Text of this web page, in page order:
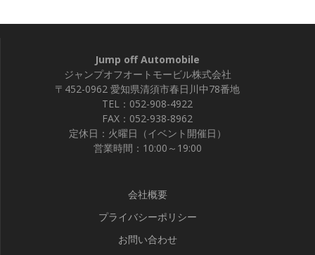
Jump off Automobile
ジャンプオフオートモービル株式会社
〒452-0962 愛知県清須市春日川中78番地
TEL：052-908-4922
FAX：052-938-8962
定休日：火曜日（イベント開催日）
営業時間：10:00～19:00
会社概要
プライバシーポリシー
お問い合わせ